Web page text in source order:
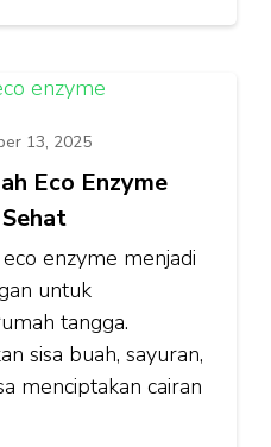
13, 2025
Eco Enzyme
enzyme menjadi
untuk
tangga.
sisa buah, sayuran,
menciptakan cairan